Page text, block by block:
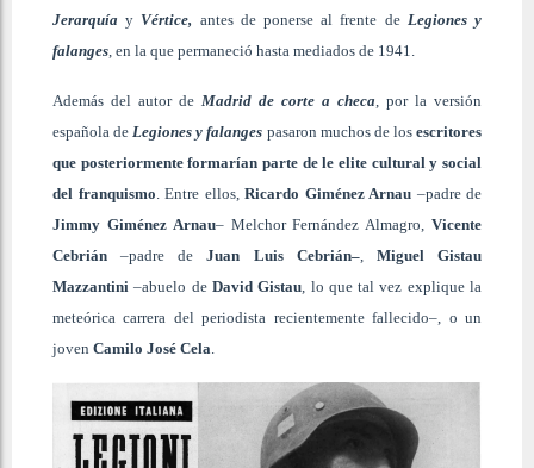
Jerarquía y Vértice, antes de ponerse al frente de Legiones y
falanges, en la que permaneció hasta mediados de 1941.
Además del autor de Madrid de corte a checa, por la versión
española deLegiones y falanges pasaron muchos de losescritores
que posteriormente formarían parte de le elite cultural y social
del franquismo. Entre ellos, Ricardo Giménez Arnau –padre de
Jimmy Giménez Arnau– Melchor Fernández Almagro,Vicente
Cebrián –padre deJuan Luis Cebrián–, Miguel Gistau
Mazzantini –abuelo de David Gistau, lo que tal vez explique la
meteórica carrera del periodista recientemente fallecido–, o un
joven Camilo José Cela.